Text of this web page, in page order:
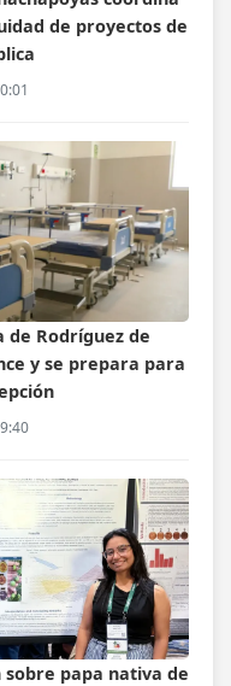
de proyectos de
Rodríguez de
y se prepara para
papa nativa de